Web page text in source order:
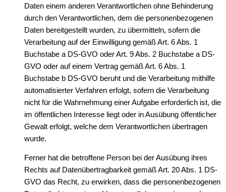
Daten einem anderen Verantwortlichen ohne Behinderung
durch den Verantwortlichen, dem die personenbezogenen
Daten bereitgestellt wurden, zu übermitteln, sofern die
Verarbeitung auf der Einwilligung gemäß Art. 6 Abs. 1
Buchstabe a DS-GVO oder Art. 9 Abs. 2 Buchstabe a DS-
GVO oder auf einem Vertrag gemäß Art. 6 Abs. 1
Buchstabe b DS-GVO beruht und die Verarbeitung mithilfe
automatisierter Verfahren erfolgt, sofern die Verarbeitung
nicht für die Wahrnehmung einer Aufgabe erforderlich ist, die
im öffentlichen Interesse liegt oder in Ausübung öffentlicher
Gewalt erfolgt, welche dem Verantwortlichen übertragen
wurde.
Ferner hat die betroffene Person bei der Ausübung ihres
Rechts auf Datenübertragbarkeit gemäß Art. 20 Abs. 1 DS-
GVO das Recht, zu erwirken, dass die personenbezogenen